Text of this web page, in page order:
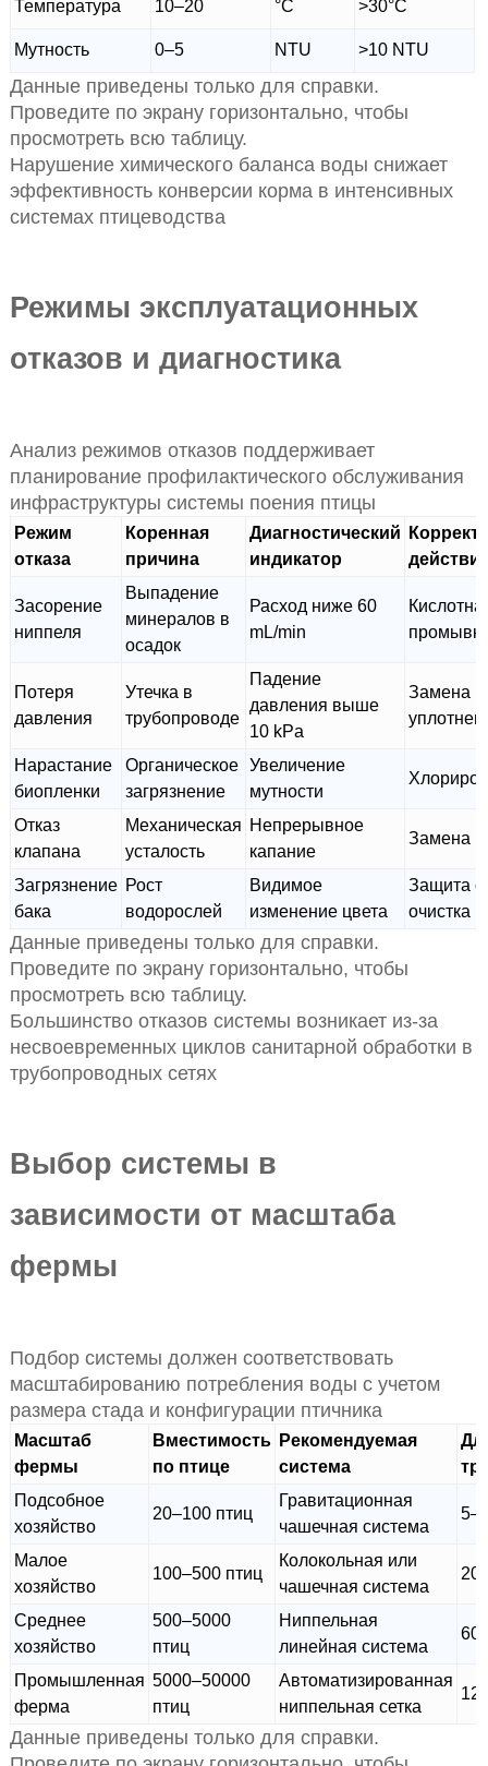
Температура 10–20 °C >30°C
Мутность 0–5 NTU >10 NTU
Данные приведены только для справки.
Проведите по экрану горизонтально, чтобы
просмотреть всю таблицу.
Нарушение химического баланса воды снижает
эффективность конверсии корма в интенсивных
системах птицеводства
Режимы эксплуатационных
отказов и диагностика
Анализ режимов отказов поддерживает
планирование профилактического обслуживания
инфраструктуры системы поения птицы
Режим
отказа
Коренная
причина
Диагностический
индикатор
Засорение
ниппеля
Выпадение
минералов в
осадок
Расход ниже 60
mL/min
Потеря
давления
Утечка в
трубопроводе
Падение
давления выше
10 kPa
Замена
Нарастание
биопленки
Органическое
загрязнение
Увеличение
мутности
Отказ
клапана
Механическая
усталость
Непрерывное
капание
Замена
Загрязнение
бака
Рост
водорослей
Видимое
изменение цвета
Защита
очистка
Данные приведены только для справки.
Проведите по экрану горизонтально, чтобы
просмотреть всю таблицу.
Большинство отказов системы возникает из-за
несвоевременных циклов санитарной обработки в
трубопроводных сетях
Выбор системы в
зависимости от масштаба
фермы
Подбор системы должен соответствовать
масштабированию потребления воды с учетом
размера стада и конфигурации птичника
Масштаб
фермы
Вместимость
по птице
Рекомендуемая
система
Подсобное
хозяйство
20–100 птиц
Гравитационная
чашечная система
Малое
хозяйство
100–500 птиц
Колокольная или
чашечная система
Среднее
хозяйство
500–5000
птиц
Ниппельная
линейная система
Промышленная
ферма
5000–50000
птиц
Автоматизированная
ниппельная сетка
Данные приведены только для справки.